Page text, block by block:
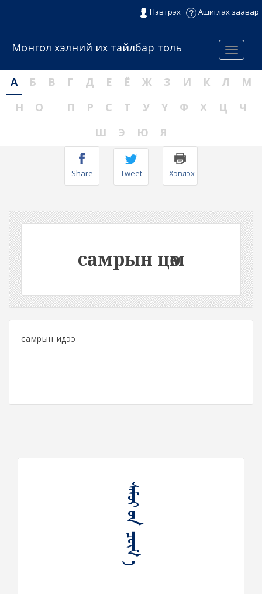
Нэвтрэх Ашиглах заавар
Menu
Монгол хэлний их тайлбар толь
А Б В Г Д Е Ё Ж З И К Л
М
Н
О П Р С Т У Ү Ф Х Ц
Ч
Ш
Э Ю Я
Share Tweet Хэвлэх
самрын цөм
самрын идээ
ᠰᠠᠮᠤᠷ ᠤᠨ ᠴᠥᠮ ᠡ